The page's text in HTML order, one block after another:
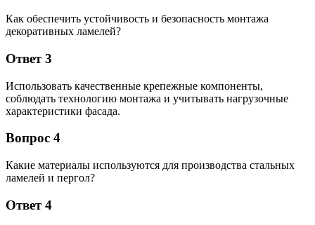
Как обеспечить устойчивость и безопасность монтажа
декоративных ламелей?
Ответ 3
Использовать качественные крепежные компоненты,
соблюдать технологию монтажа и учитывать нагрузочные
характеристики фасада.
Вопрос 4
Какие материалы используются для производства стальных
ламелей и пергол?
Ответ 4